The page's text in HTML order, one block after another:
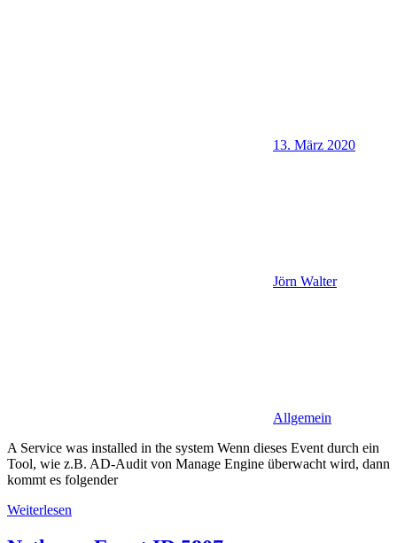
13. März 2020
Jörn Walter
Allgemein
A Service was installed in the system Wenn dieses Event durch ein
Tool, wie z.B. AD-Audit von Manage Engine überwacht wird, dann
kommt es folgender
Weiterlesen